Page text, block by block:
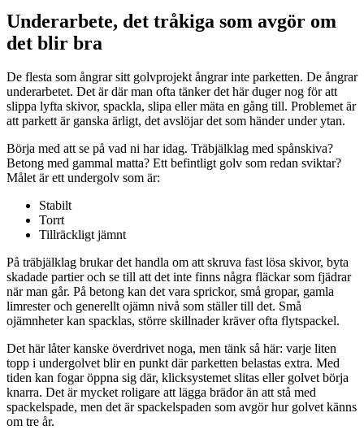
Underarbete, det tråkiga som avgör om
det blir bra
De flesta som ångrar sitt golvprojekt ångrar inte parketten. De ångrar
underarbetet. Det är där man ofta tänker det här duger nog för att
slippa lyfta skivor, spackla, slipa eller mäta en gång till. Problemet är
att parkett är ganska ärligt, det avslöjar det som händer under ytan.
Börja med att se på vad ni har idag. Träbjälklag med spånskiva?
Betong med gammal matta? Ett befintligt golv som redan sviktar?
Målet är ett undergolv som är:
Stabilt
Torrt
Tillräckligt jämnt
På träbjälklag brukar det handla om att skruva fast lösa skivor, byta
skadade partier och se till att det inte finns några fläckar som fjädrar
när man går. På betong kan det vara sprickor, små gropar, gamla
limrester och generellt ojämn nivå som ställer till det. Små
ojämnheter kan spacklas, större skillnader kräver ofta flytspackel.
Det här låter kanske överdrivet noga, men tänk så här: varje liten
topp i undergolvet blir en punkt där parketten belastas extra. Med
tiden kan fogar öppna sig där, klicksystemet slitas eller golvet börja
knarra. Det är mycket roligare att lägga brädor än att stå med
spackelspade, men det är spackelspaden som avgör hur golvet känns
om tre år.